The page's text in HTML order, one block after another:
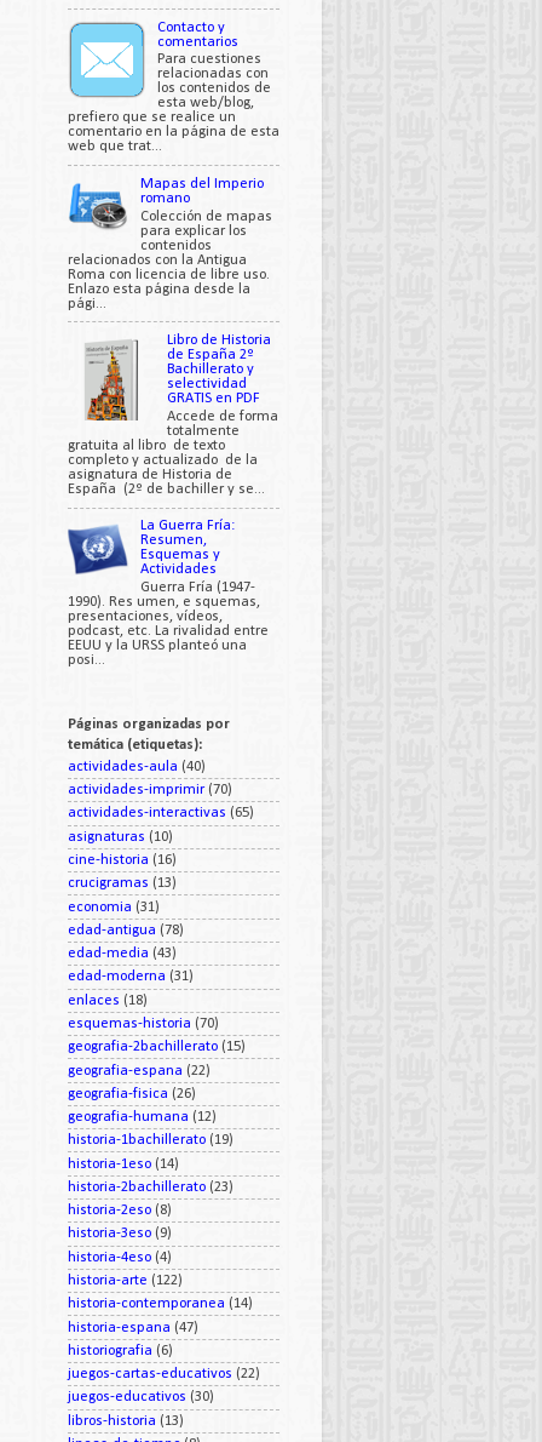
Contacto y
comentarios
Para cuestiones
relacionadas con
los contenidos de
esta web/blog,
prefiero que se realice un
comentario en la página de esta
web que trat...
Mapas del Imperio
romano
Colección de mapas
para explicar los
contenidos
relacionados con la Antigua
Roma con licencia de libre uso.
Enlazo esta página desde la
pági...
Libro de Historia
de España 2º
Bachillerato y
selectividad
GRATIS en PDF
Accede de forma
totalmente
gratuita al libro de texto
completo y actualizado de la
asignatura de Historia de
España (2º de bachiller y se...
La Guerra Fría:
Resumen,
Esquemas y
Actividades
Guerra Fría (1947-
1990). Res umen, e squemas,
presentaciones, vídeos,
podcast, etc. La rivalidad entre
EEUU y la URSS planteó una
posi...
Páginas organizadas por
temática (etiquetas):
actividades-aula (40)
actividades-imprimir (70)
actividades-interactivas (65)
asignaturas (10)
cine-historia (16)
crucigramas (13)
economia (31)
edad-antigua (78)
edad-media (43)
edad-moderna (31)
enlaces (18)
esquemas-historia (70)
geografia-2bachillerato (15)
geografia-espana (22)
geografia-fisica (26)
geografia-humana (12)
historia-1bachillerato (19)
historia-1eso (14)
historia-2bachillerato (23)
historia-2eso (8)
historia-3eso (9)
historia-4eso (4)
historia-arte (122)
historia-contemporanea (14)
historia-espana (47)
historiografia (6)
juegos-cartas-educativos (22)
juegos-educativos (30)
libros-historia (13)